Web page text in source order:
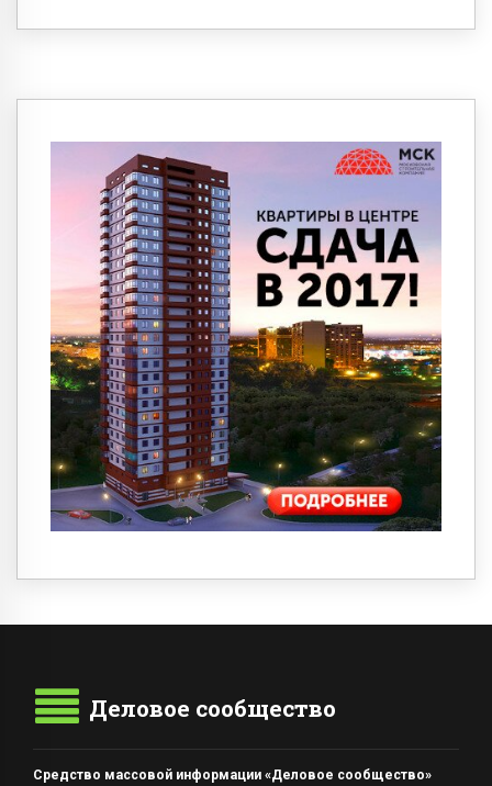
Деловое сообщество
Средство массовой информации «Деловое сообщество»